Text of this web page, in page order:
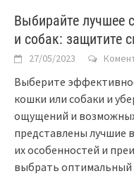
Выбирайте лучшее
и собак: защитите
27/05/2023
Выберите
кошки или собаки и
ощущений и
представлены лучшие
их особенностей и
выбрать оптимальный